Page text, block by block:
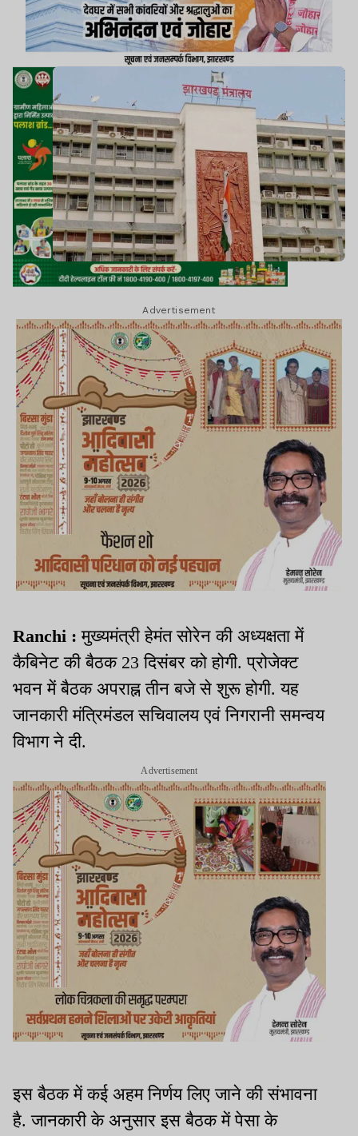
Advertisement
Ranchi : मुख्यमंत्री हेमंत सोरेन की अध्यक्षता में
कैबिनेट की बैठक 23 दिसंबर को होगी. प्रोजेक्ट
भवन में बैठक अपराह्न तीन बजे से शुरू होगी. यह
जानकारी मंत्रिमंडल सचिवालय एवं निगरानी समन्वय
विभाग ने दी.
Advertisement
इस बैठक में कई अहम निर्णय लिए जाने की संभावना
है. जानकारी के अनुसार इस बैठक में पेसा के